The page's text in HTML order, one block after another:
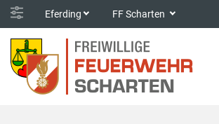
Eferding FF Scharten